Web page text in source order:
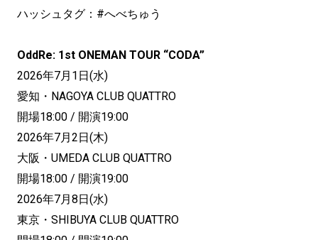
ハッシュタグ：#へべちゅう
OddRe: 1st ONEMAN TOUR “CODA”
2026年7月1日(水)
愛知・NAGOYA CLUB QUATTRO
開場18:00 / 開演19:00
2026年7月2日(木)
大阪・UMEDA CLUB QUATTRO
開場18:00 / 開演19:00
2026年7月8日(水)
東京・SHIBUYA CLUB QUATTRO